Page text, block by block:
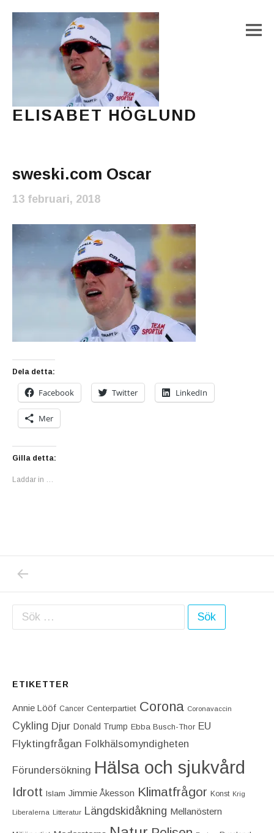
ELISABET HÖGLUND
sweski.com Oscar
13 februari, 2018
Dela detta:
Facebook Twitter LinkedIn
Mer
Gilla detta:
Laddar in …
Inläggsnavigering
Sök efter:
ETIKETTER
Annie Lööf Cancer Centerpartiet‎ Corona Coronavaccin
Cykling Djur Donald Trump Ebba Busch-Thor EU
Flyktingfrågan Folkhälsomyndigheten
Förundersökning Hälsa och sjukvård
Idrott Islam Jimmie Åkesson Klimatfrågor Konst Krig
Liberalerna Litteratur Längdskidåkning Mellanöstern